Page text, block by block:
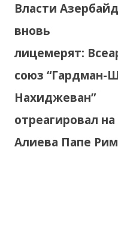
записям
Власти
вновь
лицемерят:
союз “Гардман-
Нахиджеван”
отреагировал
Алиева Папе